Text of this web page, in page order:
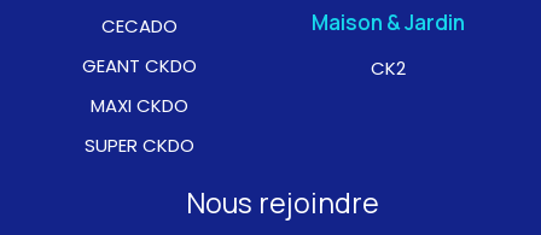
CECADO
GEANT CKDO
MAXI CKDO
SUPER CKDO
Maison & Jardin
CK2
Nous rejoindre